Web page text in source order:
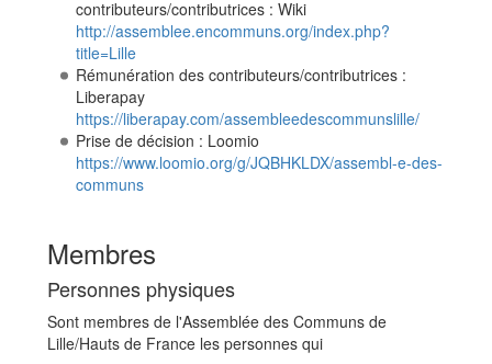
contributeurs/contributrices : Wiki
http://assemblee.encommuns.org/index.php?
title=Lille
Rémunération des contributeurs/contributrices :
Liberapay
https://liberapay.com/assembleedescommunslille/
Prise de décision : Loomio
https://www.loomio.org/g/JQBHKLDX/assembl-e-des-
communs
Membres
Personnes physiques
Sont membres de l'Assemblée des Communs de
Lille/Hauts de France les personnes qui